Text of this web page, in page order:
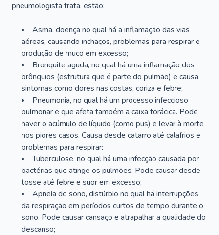
pneumologista trata, estão:
Asma, doença no qual há a inflamação das vias
aéreas, causando inchaços, problemas para respirar e
produção de muco em excesso;
Bronquite aguda, no qual há uma inflamação dos
brônquios (estrutura que é parte do pulmão) e causa
sintomas como dores nas costas, coriza e febre;
Pneumonia, no qual há um processo infeccioso
pulmonar e que afeta também a caixa torácica. Pode
haver o acúmulo de líquido (como pus) e levar à morte
nos piores casos. Causa desde catarro até calafrios e
problemas para respirar;
Tuberculose, no qual há uma infecção causada por
bactérias que atinge os pulmões. Pode causar desde
tosse até febre e suor em excesso;
Apneia do sono, distúrbio no qual há interrupções
da respiração em períodos curtos de tempo durante o
sono. Pode causar cansaço e atrapalhar a qualidade do
descanso;